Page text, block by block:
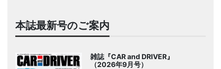
本誌最新号のご案内
雑誌『CAR and DRIVER』
（2026年9月号）